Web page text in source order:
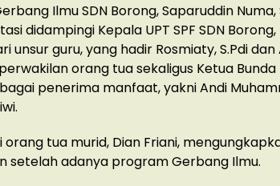
Ilmu SDN Borong, Saparuddin Numa,
didampingi Kepala UPT SPF SDN Borong,
unsur guru, yang hadir Rosmiaty, S.Pdi
orang tua sekaligus Ketua Bunda
penerima manfaat, yakni Andi
tua murid, Dian Friani,
setelah adanya program Gerbang Ilmu.